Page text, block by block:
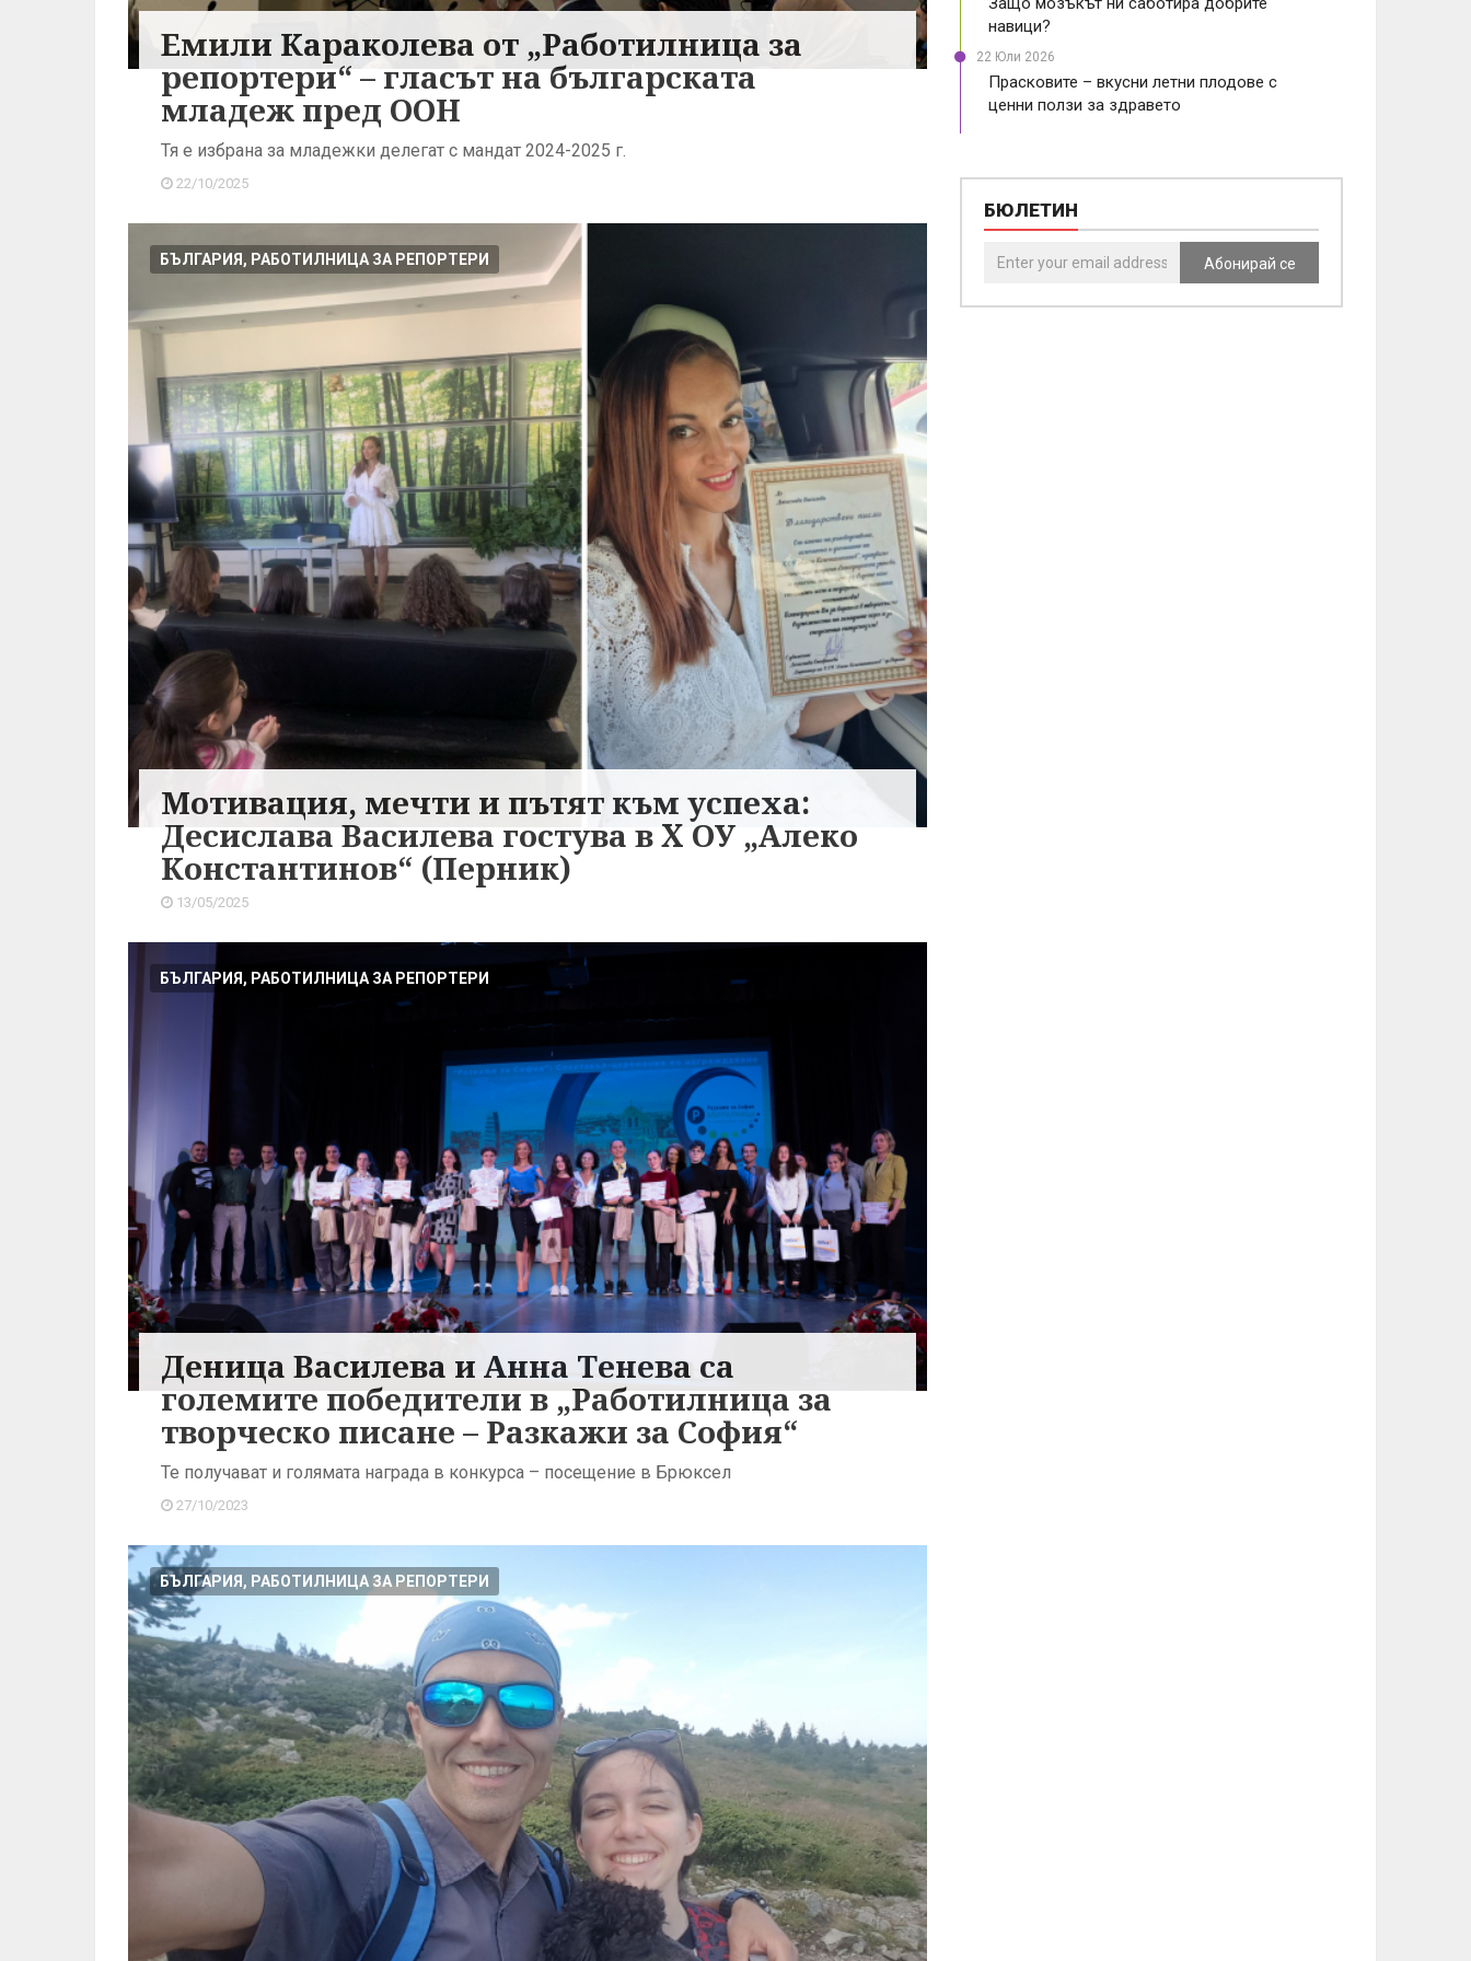
Емили Караколева от „Работилница за
репортери“ – гласът на българската
младеж пред ООН
Тя е избрана за младежки делегат с мандат 2024-2025 г.
22/10/2025
БЪЛГАРИЯ, РАБОТИЛНИЦА ЗА РЕПОРТЕРИ
Мотивация, мечти и пътят към успеха:
Десислава Василева гостува в X ОУ „Алеко
Константинов“ (Перник)
13/05/2025
БЪЛГАРИЯ, РАБОТИЛНИЦА ЗА РЕПОРТЕРИ
Деница Василева и Анна Тенева са
големите победители в „Работилница за
творческо писане – Разкажи за София“
Te получават и голямата награда в конкурса – посещение в Брюксел
27/10/2023
БЪЛГАРИЯ, РАБОТИЛНИЦА ЗА РЕПОРТЕРИ
навици?
22 Юли 2026
Прасковите – вкусни летни плодове с
ценни ползи за здравето
БЮЛЕТИН
Абонирай се